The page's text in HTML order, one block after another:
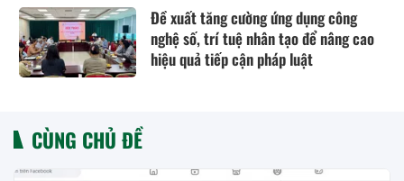
Đề xuất tăng cường ứng dụng công
nghệ số, trí tuệ nhân tạo để nâng cao
hiệu quả tiếp cận pháp luật
CÙNG CHỦ ĐỀ